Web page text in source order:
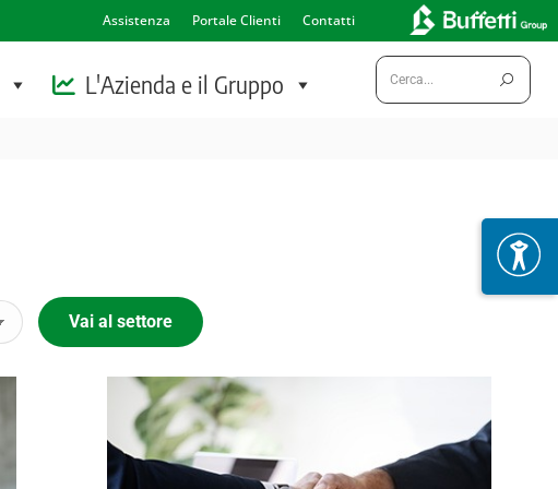
Assistenza Portale Clienti Contatti
L'Azienda e il Gruppo
Cerca:
Vai al settore